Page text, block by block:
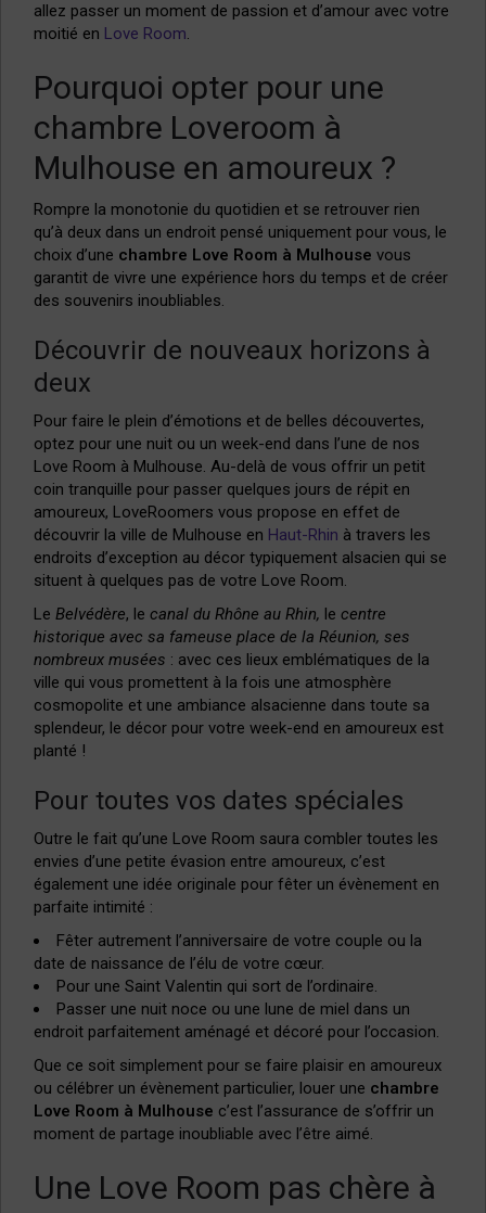
allez passer un moment de passion et d’amour avec votre
moitié en Love Room.
Pourquoi opter pour une
chambre Loveroom à
Mulhouse en amoureux ?
Rompre la monotonie du quotidien et se retrouver rien
qu’à deux dans un endroit pensé uniquement pour vous, le
choix d’une chambre Love Room à Mulhouse vous
garantit de vivre une expérience hors du temps et de créer
des souvenirs inoubliables.
Découvrir de nouveaux horizons à
deux
Pour faire le plein d’émotions et de belles découvertes,
optez pour une nuit ou un week-end dans l’une de nos
Love Room à Mulhouse. Au-delà de vous offrir un petit
coin tranquille pour passer quelques jours de répit en
amoureux, LoveRoomers vous propose en effet de
découvrir la ville de Mulhouse en Haut-Rhin à travers les
endroits d’exception au décor typiquement alsacien qui se
situent à quelques pas de votre Love Room.
Le Belvédère, le canal du Rhône au Rhin, le centre
historique avec sa fameuse place de la Réunion, ses
nombreux musées : avec ces lieux emblématiques de la
ville qui vous promettent à la fois une atmosphère
cosmopolite et une ambiance alsacienne dans toute sa
splendeur, le décor pour votre week-end en amoureux est
planté !
Pour toutes vos dates spéciales
Outre le fait qu’une Love Room saura combler toutes les
envies d’une petite évasion entre amoureux, c’est
également une idée originale pour fêter un évènement en
parfaite intimité :
Fêter autrement l’anniversaire de votre couple ou la
date de naissance de l’élu de votre cœur.
Pour une Saint Valentin qui sort de l’ordinaire.
Passer une nuit noce ou une lune de miel dans un
endroit parfaitement aménagé et décoré pour l’occasion.
Que ce soit simplement pour se faire plaisir en amoureux
ou célébrer un évènement particulier, louer une chambre
Love Room à Mulhouse c’est l’assurance de s’offrir un
moment de partage inoubliable avec l’être aimé.
Une Love Room pas chère à